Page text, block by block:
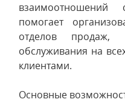
помогает
отделов продаж,
обслуживания на
клиентами.
Основные